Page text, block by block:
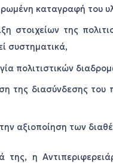
καταγραφή του
στοιχείων της
συστηματικά,
πολιτιστικών
της διασύνδεσης του
αξιοποίηση των
της, η